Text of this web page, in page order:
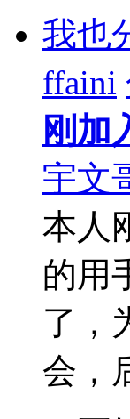
我也
ffaini
刚加
宇文
本人
的用
了，
会，